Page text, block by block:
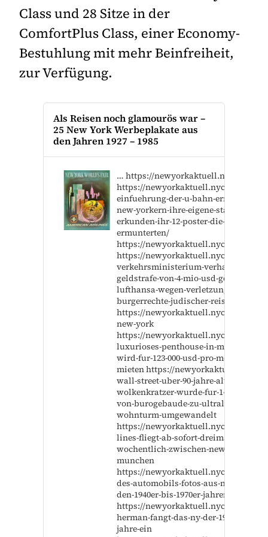
Class und 28 Sitze in der
ComfortPlus Class, einer Economy-
Bestuhlung mit mehr Beinfreiheit,
zur Verfügung.
Als Reisen noch glamourös war –
25 New York Werbeplakate aus
den Jahren 1927 – 1985
… https://newyorkaktuell.nyc/199612-
https://newyorkaktuell.nyc/die-
einfuehrung-der-u-bahn-
new-yorkern-ihre-eigene-stadt-zu-
erkunden-ihr-12-poster-die-sie-dazu-
ermunterten/
https://newyorkaktuell.nyc/183082-2
https://newyorkaktuell.nyc/us-
verkehrsministerium-verhangt-
geldstrafe-von-4-mio-usd-gegen-
lufthansa-wegen-verletzung-der-
burgerrechte-judischer-reisender/
https://newyorkaktuell.nyc/twa-hotel-
new-york
https://newyorkaktuell.nyc/ultra-
luxurioses-penthouse-in-manhattan-
wird-fur-123-000-usd-pro-monat-zu-
mieten https://newyorkaktuell.nyc/
wall-street-uber-90-jahre-alter-art-
wolkenkratzer-wurde-fur-1-5-mrd-usd-
von-burogebaude-zu-ultraluxuriosen-
wohnturm-umgewandelt
https://newyorkaktuell.nyc/delta-air-
lines-fliegt-ab-sofort-dreimal-
wochentlich-zwischen-new-york-jfk-
munchen
https://newyorkaktuell.nyc/goldene-
des-automobils-fotos-aus-new-york-
den-1940er-bis-1970er-jahren
https://newyorkaktuell.nyc/robert-
herman-fangt-das-ny-der-1970er-und-
jahre-ein